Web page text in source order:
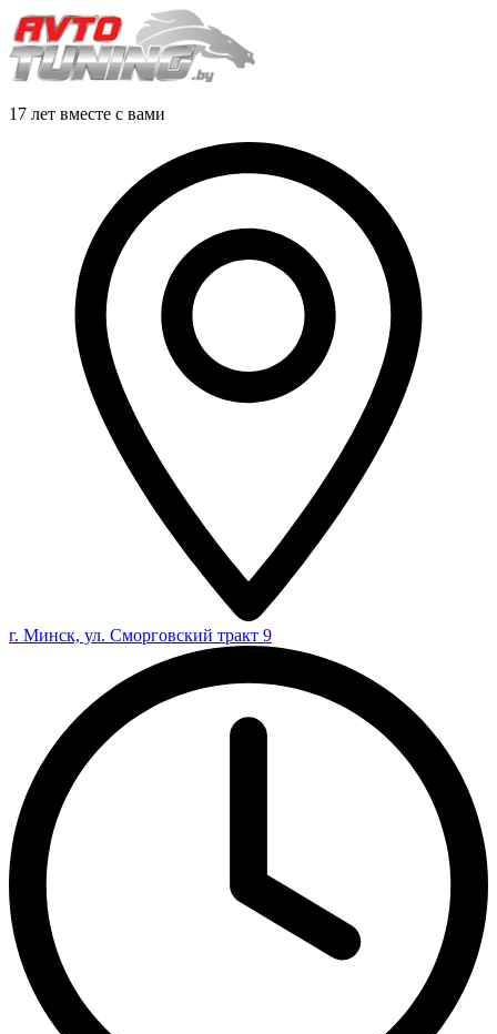
17 лет вместе с вами
г. Минск, ул. Сморговский тракт 9